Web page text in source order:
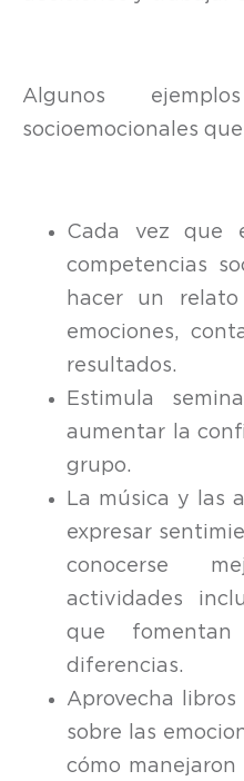
Algunos
socioemocionales
Cada vez que
competencias
hacer un
emociones,
resultados.
Estimula
aumentar la
grupo.
La música y las
expresar
conocerse
actividades
que
diferencias.
Aprovecha
sobre las
cómo